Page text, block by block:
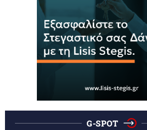
G-SPOT